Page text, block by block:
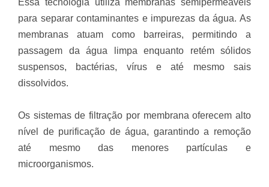
Essa tecnologia utiliza membranas semipermeáveis
para separar contaminantes e impurezas da água. As
membranas atuam como barreiras, permitindo a
passagem da água limpa enquanto retém sólidos
suspensos, bactérias, vírus e até mesmo sais
dissolvidos.
Os sistemas de filtração por membrana oferecem alto
nível de purificação de água, garantindo a remoção
até mesmo das menores partículas e
microorganismos.